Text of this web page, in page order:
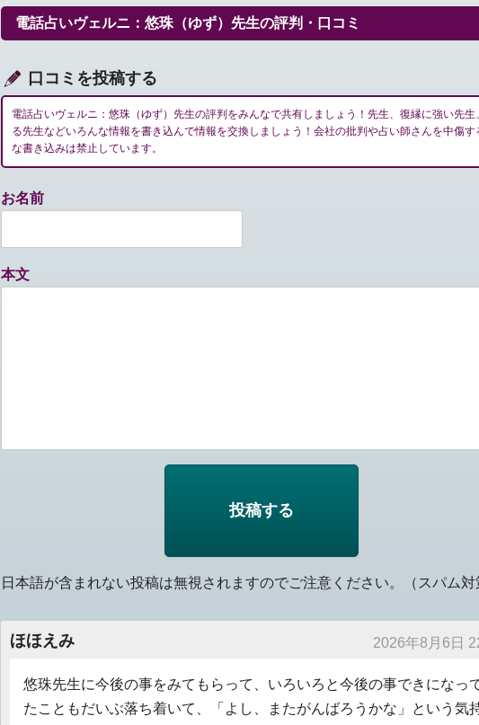
ー
シ
ン
電話占いヴェルニ：悠珠（ゆず）先生の評判・口コミ
口コミを投稿する
電話占いヴェルニ：悠珠（ゆず）先生の評判をみんなで共有しましょう！先生、復縁に強い先生
る先生などいろんな情報を書き込んで情報を交換しましょう！会社の批判や占い師さんを中傷す
な書き込みは禁止しています。
お名前
本文
日本語が含まれない投稿は無視されますのでご注意ください。（スパム対
ほほえみ 2026年8月6日
悠珠先生に今後の事をみてもらって、いろいろと今後の事できになっ
たこともだいぶ落ち着いて、「よし、またがんばろうかな」という気